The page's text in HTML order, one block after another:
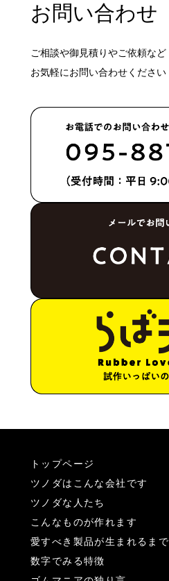
お問い合わせ
ご相談や御見積りやご依頼など
お気軽にお問い合わせください
トップページ
ツノダはこんな会社です
ツノダな人たち
こんなものが作れます
愛すべき製品が生まれるまで
数字でみる特徴